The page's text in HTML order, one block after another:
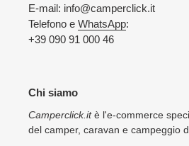
E-mail: info@camperclick.it
Telefono e WhatsApp:
+39 090 91 000 46
Chi siamo
Camperclick.itè l'e-commerce
del camper, caravan e campeggio